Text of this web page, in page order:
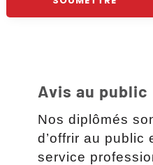
Avis au public
Nos diplômés
d’offrir au public
service